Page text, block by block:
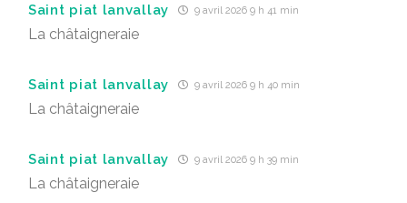
Saint piat lanvallay 9 avril 2026 9 h 41 min
La châtaigneraie
Saint piat lanvallay 9 avril 2026 9 h 40 min
La châtaigneraie
Saint piat lanvallay 9 avril 2026 9 h 39 min
La châtaigneraie